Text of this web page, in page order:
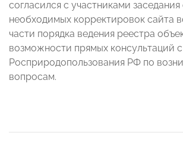
согласился с участниками
необходимых корректировок сайта
части порядка ведения реестра
возможности прямых консультаций
Росприродопользования РФ по
вопросам.